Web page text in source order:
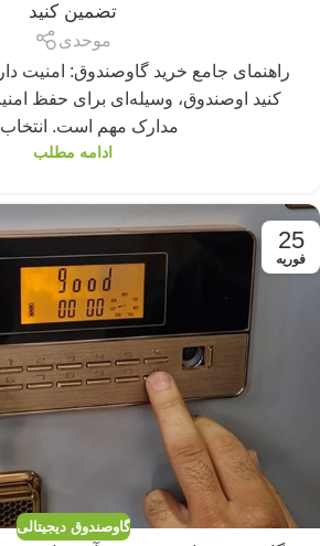
تضمین کنید
موحدی
راهنمای جامع خرید گاوصندوق: امنیت
کنید اوصندوق، وسیله‌ای برای حفظ
مدارک مهم است.
ادامه مطلب
25
فوریه
گاوصندوق دیجیتالی